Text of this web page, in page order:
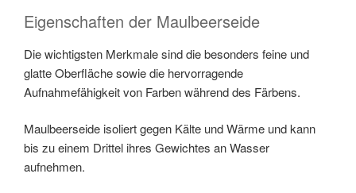
Eigenschaften der Maulbeerseide
Die wichtigsten Merkmale sind die besonders feine und
glatte Oberfläche sowie die hervorragende
Aufnahmefähigkeit von Farben während des Färbens.
Maulbeerseide isoliert gegen Kälte und Wärme und kann
bis zu einem Drittel ihres Gewichtes an Wasser
aufnehmen.